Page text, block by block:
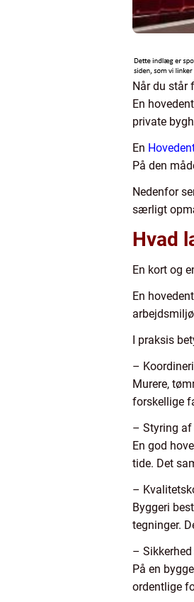
Når du står
En
private
En
På den
Nedenfor
særligt
Hvad
En kort og
En
I praksis
–
Murere,
forskellige
– Styring
En god
tide. Det
–
Byggeri
tegninger.
–
På en
ordentlige